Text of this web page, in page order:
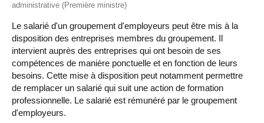
administrative (Première ministre)
Le salarié d'un groupement d'employeurs peut être mis à la
disposition des entreprises membres du groupement. Il
intervient auprès des entreprises qui ont besoin de ses
compétences de manière ponctuelle et en fonction de leurs
besoins. Cette mise à disposition peut notamment permettre
de remplacer un salarié qui suit une action de formation
professionnelle. Le salarié est rémunéré par le groupement
d'employeurs.